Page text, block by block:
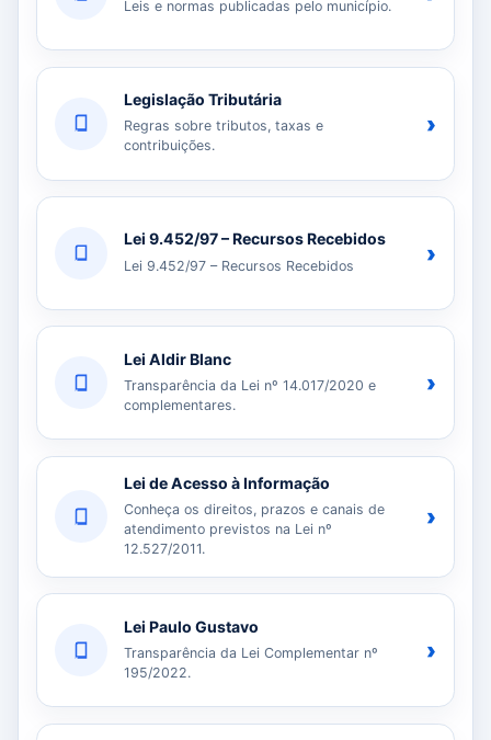
Leis e normas publicadas pelo município.
Legislação Tributária
Regras sobre tributos, taxas e
contribuições.
›
Lei 9.452/97 – Recursos Recebidos
Lei 9.452/97 – Recursos Recebidos ›
Lei Aldir Blanc
Transparência da Lei nº 14.017/2020 e
complementares.
›
Lei de Acesso à Informação
Conheça os direitos, prazos e canais de
atendimento previstos na Lei nº
12.527/2011.
›
Lei Paulo Gustavo
Transparência da Lei Complementar nº
195/2022.
›